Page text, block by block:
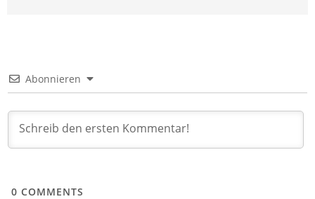
Abonnieren
0 COMMENTS